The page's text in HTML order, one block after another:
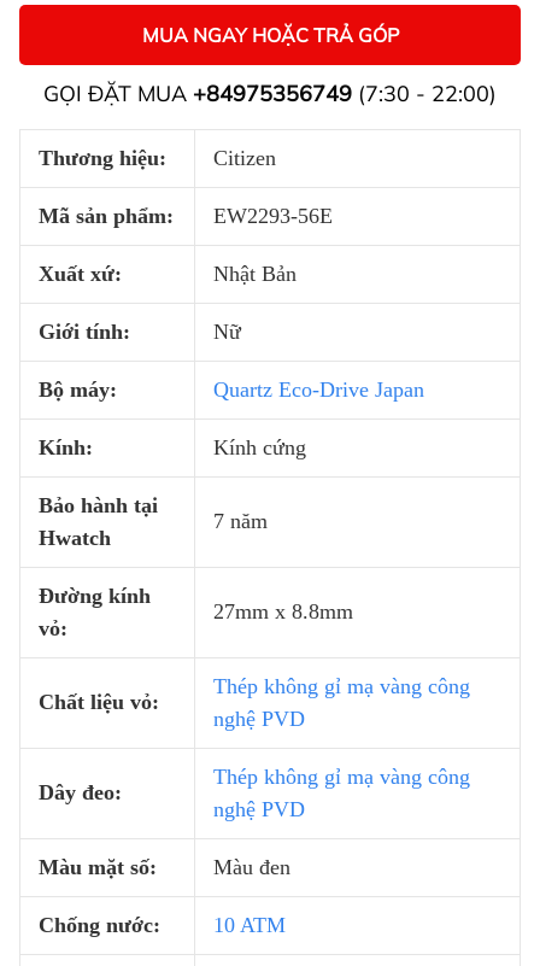
MUA NGAY HOẶC TRẢ GÓP
GỌI ĐẶT MUA +84975356749 (7:30 - 22:00)
Thương hiệu: Citizen
Mã sản phẩm: EW2293-56E
Xuất xứ: Nhật Bản
Giới tính: Nữ
Bộ máy: Quartz Eco-Drive Japan
Kính: Kính cứng
Bảo hành tại
Hwatch
7 năm
Đường kính
vỏ:
27mm x 8.8mm
Chất liệu vỏ:
Thép không gỉ mạ vàng công
nghệ PVD
Dây đeo:
Thép không gỉ mạ vàng công
nghệ PVD
Màu mặt số: Màu đen
Chống nước: 10 ATM